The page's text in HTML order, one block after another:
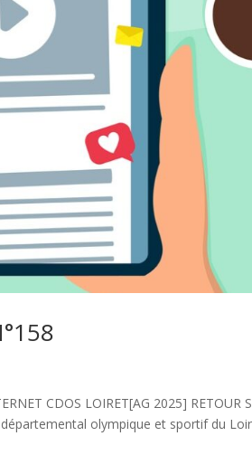
CDOS LOIRET[AG 2025] RETOUR
départemental olympique et sportif du